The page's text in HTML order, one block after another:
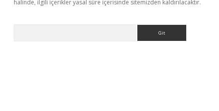
halinde, ilgili içerikler yasal süre içerisinde sitemizden kaldırılacaktır.